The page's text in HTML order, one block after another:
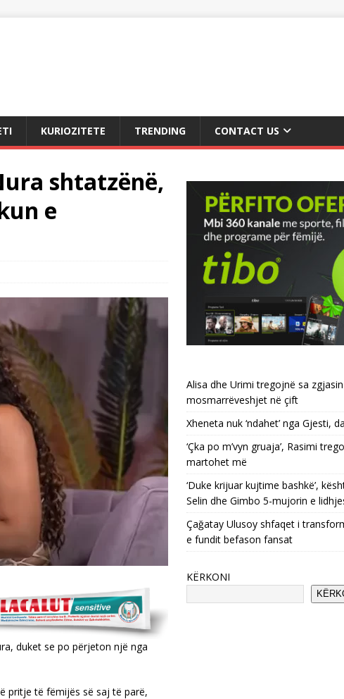
KURIOZITETE TRENDING CONTACT US
shtatzënë,
e
duket se po përjeton një nga
pritje të fëmijës së saj të parë,
Alisa dhe Urimi tregojnë sa zgjasin
mosmarrëveshjet në çift
Xheneta nuk ‘ndahet’ nga Gjesti,
‘Çka po m’vyn gruaja’, Rasimi
martohet më
‘Duke krijuar kujtime bashkë’,
Selin dhe Gimbo 5-mujorin e
Çağatay Ulusoy shfaqet i
e fundit befason fansat
KËRKONI